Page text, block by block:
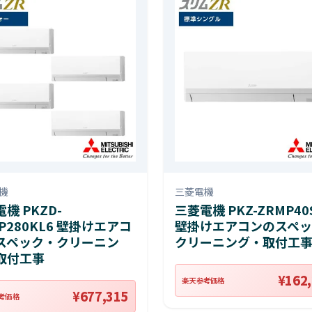
機 PKZD-
壁掛けエアコ
ペック・クリーニン
付工事
価格 ¥677,315
三菱電機
三菱電機 PKZ-
壁掛けエアコンのスペ
クリーニング・取付工事
楽天参考価格